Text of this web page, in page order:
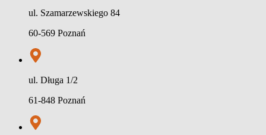
ul. Szamarzewskiego 84
60-569 Poznań
ul. Długa 1/2
61-848 Poznań